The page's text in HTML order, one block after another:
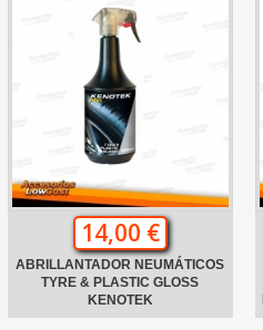
14,00 €
ABRILLANTADOR NEUMÁTICOS
TYRE & PLASTIC GLOSS
KENOTEK